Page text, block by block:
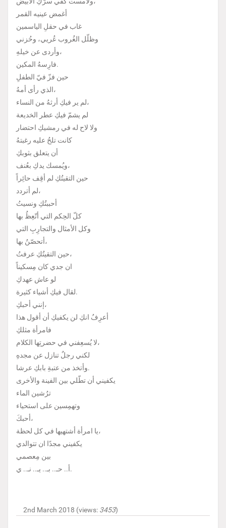
أغمض عينيه القمر
غاب في حقلِ الياسمين
وظلّل الغُروب عُريي، وحُزني
وأردى عن خيلهِ،
فارِسهُ المكين.
حين فزّ فيّ الطفلِ
الذي رأى أمهُ،
لم ير فيكِ أرثهُ من النساء،
لم يشمّ فيكِ عطر الخديعة
ولا لاح له في رمشيكِ احتضار
كانت تلحُ عليه رغبتهُ
أن يتعلق بثوبكِ
ويُمسك يدكِ بعُنف،
حين التقيتُكِ لم أقِف حائِراً
لم أتردد،
أحببتُكِ ونسيتُ
كلّ الحِكم التي أتّعِظُ بها
وكل الأمثال والتجارِبِ التي
أتحصّنُ بها،
حين التقيتُكِ عرفتُ،
ان جدي كان مِسكيناً
لو عاش عهدكِ
لقال فيكِ أشياء كثيرة.
إنني أحبكِ،
أعرِفُ انكِ لن يكفيكِ أن أقول هذا
فامرأة مثلكِ
لا يُسعِفني في حضرتِها الكلام،
لكني رجلٌ تنازل عن مجدهِ
وأتخذ من عتبةِ بابكِ عرشا.
يكفيني أن تطّلي بين الفينة والأخرى
ترُشين الماء
وتهمِسين على استحياء
أحبكَ،
يا امرأة أشتهيها في كل لحظة،
يكفيني مجدًا ان تتوالدي
بين مِعصمي
أ.. حـ.. بـ.. يـ.. نـ.. ي.
2nd March 2018 (views: 3453)